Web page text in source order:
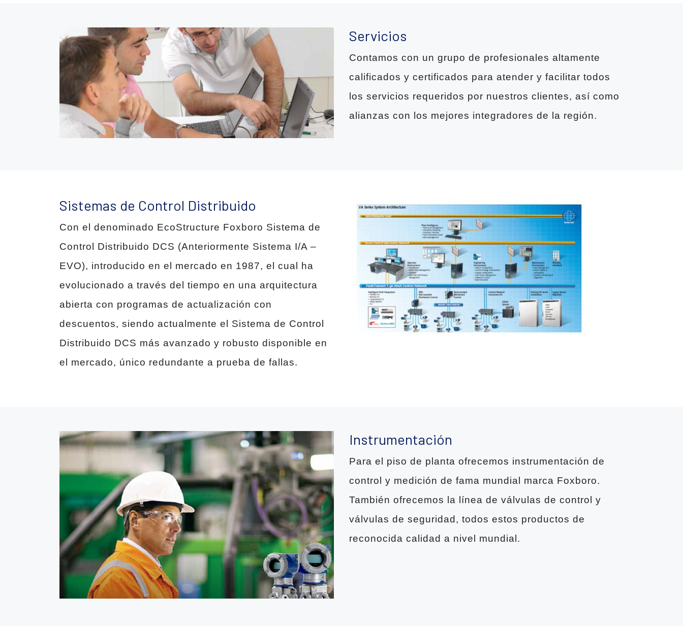
Servicios
Contamos con un grupo de profesionales altamente
calificados y certificados para atender y facilitar todos
los servicios requeridos por nuestros clientes, así como
alianzas con los mejores integradores de la región.
Sistemas de Control Distribuido
Con el denominado EcoStructure Foxboro Sistema de
Control Distribuido DCS (Anteriormente Sistema I/A –
EVO), introducido en el mercado en 1987, el cual ha
evolucionado a través del tiempo en una arquitectura
abierta con programas de actualización con
descuentos, siendo actualmente el Sistema de Control
Distribuido DCS más avanzado y robusto disponible en
el mercado, único redundante a prueba de fallas.
Instrumentación
Para el piso de planta ofrecemos instrumentación de
control y medición de fama mundial marca Foxboro.
También ofrecemos la línea de válvulas de control y
válvulas de seguridad, todos estos productos de
reconocida calidad a nivel mundial.